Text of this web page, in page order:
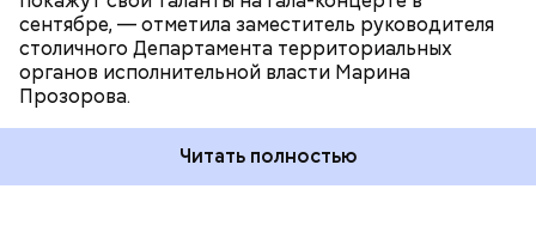
сентябре, — отметила заместитель руководителя
столичного Департамента территориальных
органов исполнительной власти Марина
Прозорова.
Читать полностью